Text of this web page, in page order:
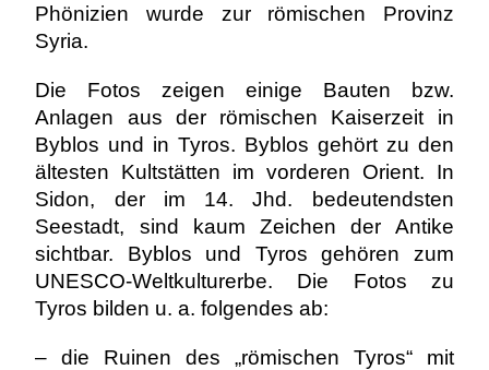
Phönizien wurde zur römischen Provinz
Syria.
Die Fotos zeigen einige Bauten bzw.
Anlagen aus der römischen Kaiserzeit in
Byblos und in Tyros. Byblos gehört zu den
ältesten Kultstätten im vorderen Orient. In
Sidon, der im 14. Jhd. bedeutendsten
Seestadt, sind kaum Zeichen der Antike
sichtbar. Byblos und Tyros gehören zum
UNESCO-Weltkulturerbe. Die Fotos zu
Tyros bilden u. a. folgendes ab:
– die Ruinen des „römischen Tyros“ mit